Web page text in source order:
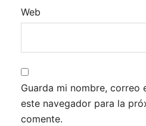
Web
Guarda mi nombre, correo
este navegador para la
comente.